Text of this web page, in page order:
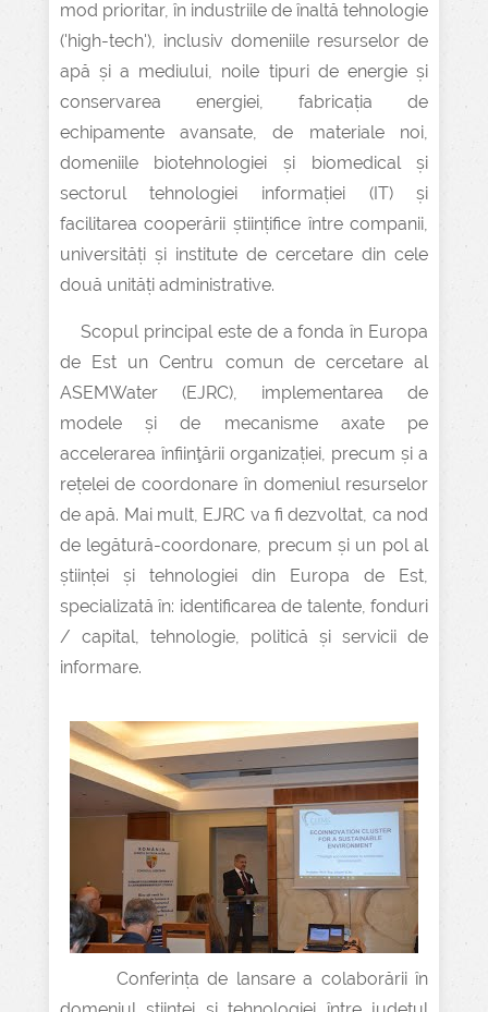
mod prioritar, în industriile de înaltă tehnologie
('high-tech'), inclusiv domeniile resurselor de
apă și a mediului, noile tipuri de energie și
conservarea energiei, fabricația de
echipamente avansate, de materiale noi,
domeniile biotehnologiei și biomedical și
sectorul tehnologiei informației (IT) și
facilitarea cooperării științifice între companii,
universități și institute de cercetare din cele
două unități administrative.
Scopul principal este de a fonda în Europa
de Est un Centru comun de cercetare al
ASEMWater (EJRC), implementarea de
modele și de mecanisme axate pe
accelerarea înfiinţării organizației, precum și a
rețelei de coordonare în domeniul resurselor
de apă. Mai mult, EJRC va fi dezvoltat, ca nod
de legătură-coordonare, precum și un pol al
științei și tehnologiei din Europa de Est,
specializată în: identificarea de talente, fonduri
/ capital, tehnologie, politică și servicii de
informare.
Conferința de lansare a colaborării în